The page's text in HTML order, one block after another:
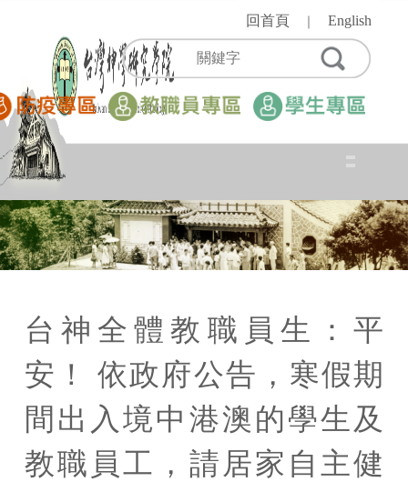
容
區
回首頁 English
台神全體教職員生：平
安！ 依政府公告，寒假期
間出入境中港澳的學生及
教職員工，請居家自主健